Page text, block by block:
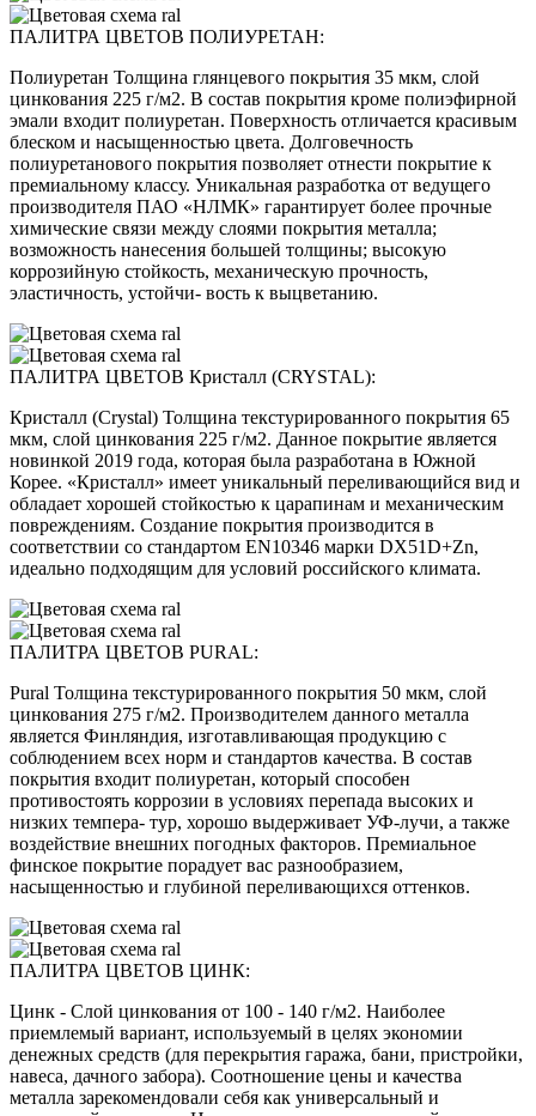
ПАЛИТРА ЦВЕТОВ ПОЛИУРЕТАН:
Полиуретан Толщина глянцевого покрытия 35 мкм, слой
цинкования 225 г/м2. В состав покрытия кроме полиэфирной
эмали входит полиуретан. Поверхность отличается красивым
блеском и насыщенностью цвета. Долговечность
полиуретанового покрытия позволяет отнести покрытие к
премиальному классу. Уникальная разработка от ведущего
производителя ПАО «НЛМК» гарантирует более прочные
химические связи между слоями покрытия металла;
возможность нанесения большей толщины; высокую
коррозийную стойкость, механическую прочность,
эластичность, устойчи- вость к выцветанию.
ПАЛИТРА ЦВЕТОВ Кристалл (CRYSTAL):
Кристалл (Crystal) Толщина текстурированного покрытия 65
мкм, слой цинкования 225 г/м2. Данное покрытие является
новинкой 2019 года, которая была разработана в Южной
Корее. «Кристалл» имеет уникальный переливающийся вид и
обладает хорошей стойкостью к царапинам и механическим
повреждениям. Создание покрытия производится в
соответствии со стандартом EN10346 марки DX51D+Zn,
идеально подходящим для условий российского климата.
ПАЛИТРА ЦВЕТОВ PURAL:
Pural Толщина текстурированного покрытия 50 мкм, слой
цинкования 275 г/м2. Производителем данного металла
является Финляндия, изготавливающая продукцию с
соблюдением всех норм и стандартов качества. В состав
покрытия входит полиуретан, который способен
противостоять коррозии в условиях перепада высоких и
низких темпера- тур, хорошо выдерживает УФ-лучи, а также
воздействие внешних погодных факторов. Премиальное
финское покрытие порадует вас разнообразием,
насыщенностью и глубиной переливающихся оттенков.
ПАЛИТРА ЦВЕТОВ ЦИНК:
Цинк - Слой цинкования от 100 - 140 г/м2. Наиболее
приемлемый вариант, используемый в целях экономии
денежных средств (для перекрытия гаража, бани, пристройки,
навеса, дачного забора). Соотношение цены и качества
металла зарекомендовали себя как универсальный и